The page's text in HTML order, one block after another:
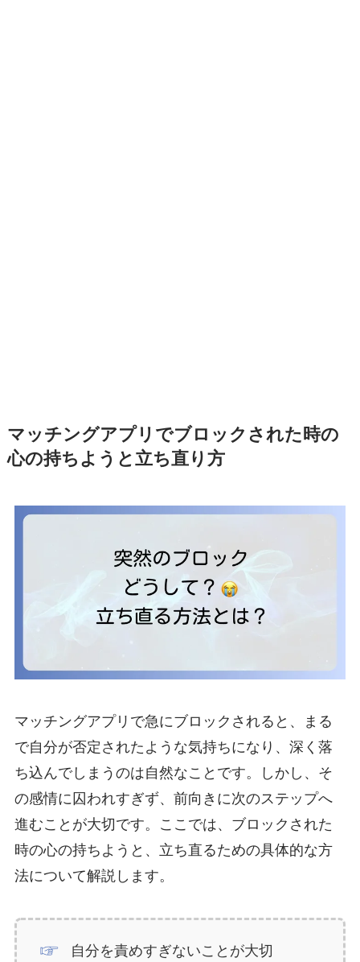
マッチングアプリでブロックされた時の
心の持ちようと立ち直り方
マッチングアプリで急にブロックされると、まる
で自分が否定されたような気持ちになり、深く落
ち込んでしまうのは自然なことです。しかし、そ
の感情に囚われすぎず、前向きに次のステップへ
進むことが大切です。ここでは、ブロックされた
時の心の持ちようと、立ち直るための具体的な方
法について解説します。
自分を責めすぎないことが大切